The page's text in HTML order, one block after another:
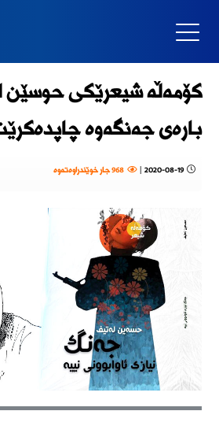
كۆمەڵە شیعرێكی حوسێن
بارەی جەنگەوە
2020-08-19
| 968 جار خوێندراوەتەوە